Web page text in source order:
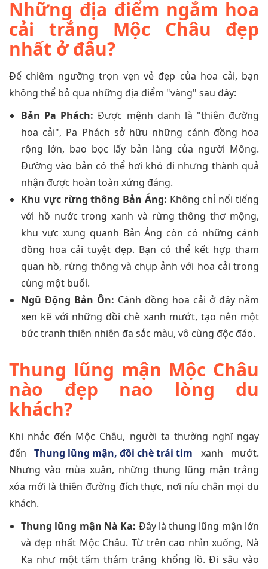
Những địa điểm ngắm hoa
cải trắng Mộc Châu đẹp
nhất ở đâu?
Để chiêm ngưỡng trọn vẹn vẻ đẹp của hoa cải, bạn
không thể bỏ qua những địa điểm "vàng" sau đây:
Bản Pa Phách: Được mệnh danh là "thiên đường
hoa cải", Pa Phách sở hữu những cánh đồng hoa
rộng lớn, bao bọc lấy bản làng của người Mông.
Đường vào bản có thể hơi khó đi nhưng thành quả
nhận được hoàn toàn xứng đáng.
Khu vực rừng thông Bản Áng: Không chỉ nổi tiếng
với hồ nước trong xanh và rừng thông thơ mộng,
khu vực xung quanh Bản Áng còn có những cánh
đồng hoa cải tuyệt đẹp. Bạn có thể kết hợp tham
quan hồ, rừng thông và chụp ảnh với hoa cải trong
cùng một buổi.
Ngũ Động Bản Ôn: Cánh đồng hoa cải ở đây nằm
xen kẽ với những đồi chè xanh mướt, tạo nên một
bức tranh thiên nhiên đa sắc màu, vô cùng độc đáo.
Thung lũng mận Mộc Châu
nào đẹp nao lòng du
khách?
Khi nhắc đến Mộc Châu, người ta thường nghĩ ngay
đếnThung lũng mận, đồi chè trái tim xanh mướt.
Nhưng vào mùa xuân, những thung lũng mận trắng
xóa mới là thiên đường đích thực, nơi níu chân mọi du
khách.
Thung lũng mận Nà Ka: Đây là thung lũng mận lớn
và đẹp nhất Mộc Châu. Từ trên cao nhìn xuống, Nà
Ka như một tấm thảm trắng khổng lồ. Đi sâu vào